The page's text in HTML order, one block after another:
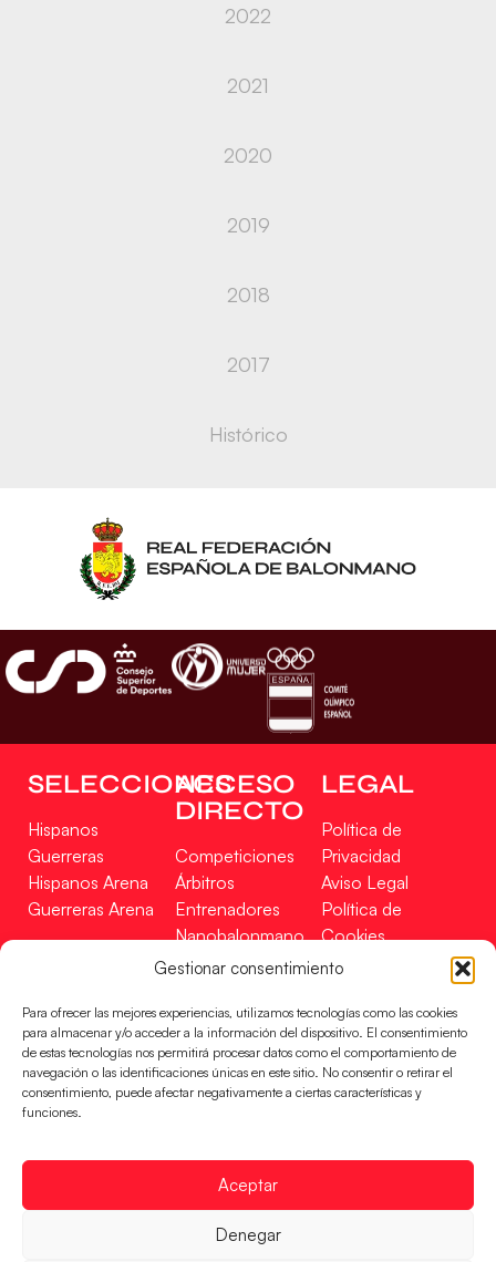
Gestionar consentimiento
Para ofrecer las mejores experiencias, utilizamos tecnologías como las cookies
para almacenar y/o acceder a la información del dispositivo. El consentimiento
de estas tecnologías nos permitirá procesar datos como el comportamiento de
navegación o las identificaciones únicas en este sitio. No consentir o retirar el
consentimiento, puede afectar negativamente a ciertas características y
funciones.
Aceptar
Denegar
2022
2021
2020
2019
2018
2017
Histórico
SELECCIONES
Hispanos
Guerreras
Hispanos Arena
Guerreras Arena
ACCESO
DIRECTO
Competiciones
Árbitros
Entrenadores
Nanobalonmano
Tienda
LEGAL
Política de
Privacidad
Aviso Legal
Política de
Cookies
Mapa Web
Incidencias
CONTACTO
EN
FINANCIADO
RFEBM © 2024. Todos los derechos reservados –